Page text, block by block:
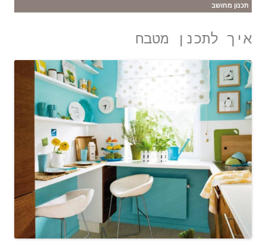
תכנון מחושב
איך לתכנן מטבח